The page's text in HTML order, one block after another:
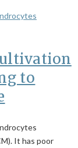
to
It has poor